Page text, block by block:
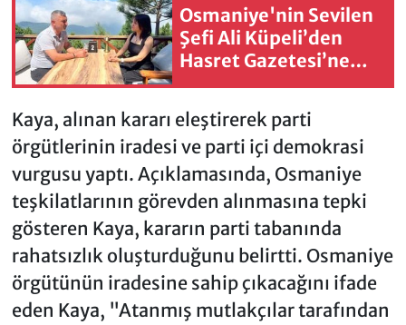
Osmaniye'nin Sevilen
Şefi Ali Küpeli’den
Hasret Gazetesi’ne
Özel Açıklamalar
Kaya, alınan kararı eleştirerek parti
örgütlerinin iradesi ve parti içi demokrasi
vurgusu yaptı. Açıklamasında, Osmaniye
teşkilatlarının görevden alınmasına tepki
gösteren Kaya, kararın parti tabanında
rahatsızlık oluşturduğunu belirtti. Osmaniye
örgütünün iradesine sahip çıkacağını ifade
eden Kaya, "Atanmış mutlakçılar tarafından